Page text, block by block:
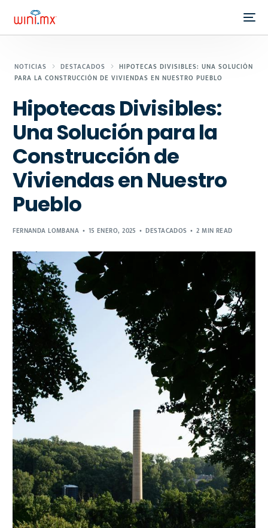
NOTICIAS DESTACADOS
HIPOTECAS DIVISIBLES: UNA SOLUCIÓN
PARA LA CONSTRUCCIÓN DE VIVIENDAS EN NUESTRO PUEBLO
Hipotecas Divisibles:
Una Solución para la
Construcción de
Viviendas en Nuestro
Pueblo
FERNANDA LOMBANA 15 ENERO, 2025 DESTACADOS 2 MIN READ